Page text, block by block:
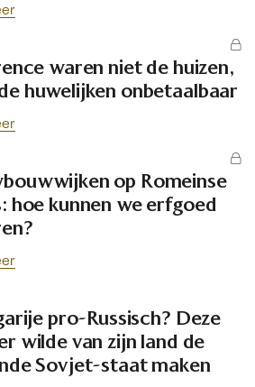
waren niet de huizen,
huwelijken onbetaalbaar
op Romeinse
hoe kunnen we erfgoed
pro-Russisch? Deze
wilde van zijn land de
Sovjet-staat maken